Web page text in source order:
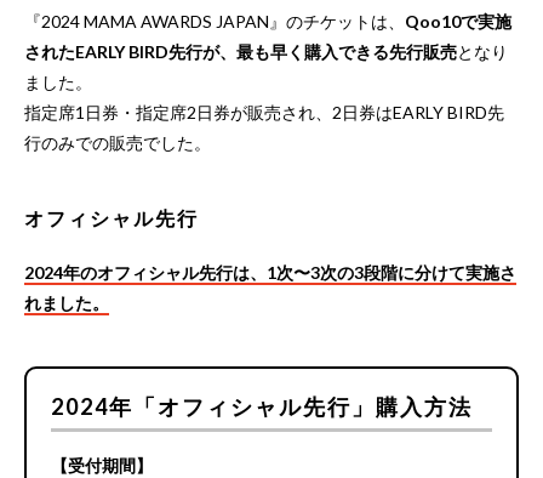
『2024 MAMA AWARDS JAPAN』のチケットは、 Qoo10で実施
されたEARLY BIRD先行が、最も早く購入できる先行販売となり
ました。
指定席1日券・指定席2日券が販売され、2日券はEARLY BIRD先
行のみでの販売でした。
オフィシャル先行
2024年のオフィシャル先行は、1次〜3次の3段階に分けて実施さ
れました。
2024年「オフィシャル先行」購入方法
【受付期間】